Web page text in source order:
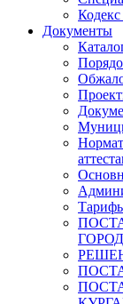
Документы